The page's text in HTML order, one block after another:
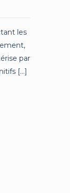
les
par
[...]